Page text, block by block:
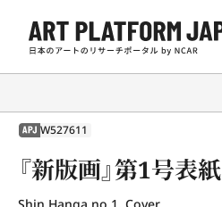
APJ W527611
『新版画』第1号表紙
Shin Hanga no.1, Cover